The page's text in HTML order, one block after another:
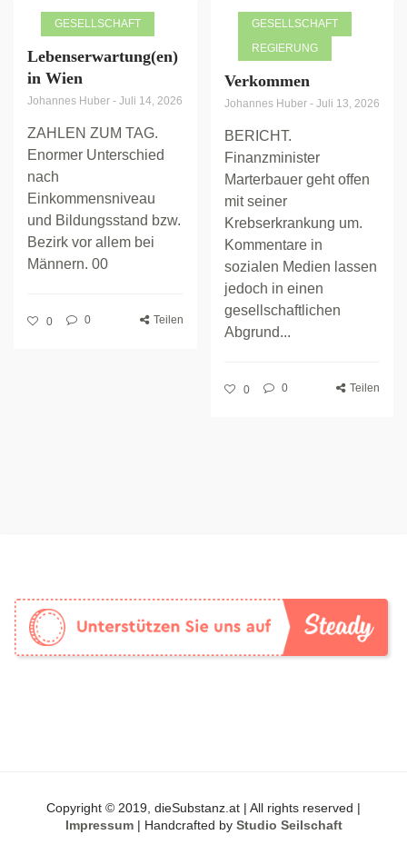
GESELLSCHAFT
Lebenserwartung(en)
in Wien
Johannes Huber - Juli 14, 2026
ZAHLEN ZUM TAG.
Enormer Unterschied
nach
Einkommensniveau
und Bildungsstand bzw.
Bezirk vor allem bei
Männern. 00
0 0 Teilen
GESELLSCHAFT
REGIERUNG
Verkommen
Johannes Huber - Juli 13, 2026
BERICHT.
Finanzminister
Marterbauer geht offen
mit seiner
Krebserkrankung um.
Kommentare in
sozialen Medien lassen
jedoch in einen
gesellschaftlichen
Abgrund...
0 0 Teilen
Copyright © 2019, dieSubstanz.at | All rights reserved |
Impressum| Handcrafted by Studio Seilschaft